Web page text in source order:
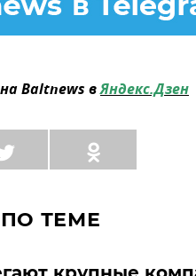
Baltnews вЯндекс.Дзен
ТЕМЕ